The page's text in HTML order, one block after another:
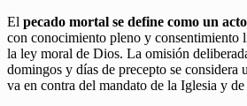
El pecado mortal se define como un
con conocimiento pleno y consentimiento
la ley moral de Dios. La omisión
domingos y días de precepto se considera
va en contra del mandato de la Iglesia y